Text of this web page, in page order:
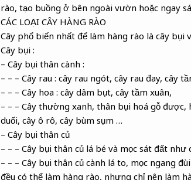
rào, tạo buồng ở bên ngoài vườn hoặc ngay
CÁC LOẠI CÂY HÀNG RÀO
Cây phổ biến nhất để làm hàng rào là cây bụi
Cây bụi :
– Cây bụi thân cành :
– – – Cây rau : cây rau ngót, cây rau đay, cây
– – – Cây hoa : cây dâm bụt, cây tầm xuân,
– – – Cây thường xanh, thân bụi hoá gỗ được,
duối, cây ô rô, cây bùm sụm …
– Cây bụi thân củ
– – – Cây bụi thân củ lá bé và mọc sát đất
– – – Cây bụi thân củ cành lá to, mọc ngang
đều có thể làm hàng rào, nhưng chỉ nên làm